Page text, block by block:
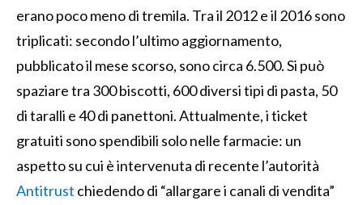
erano poco meno di tremila. Tra il 2012 e il 2016 sono
triplicati: secondo l’ultimo aggiornamento,
pubblicato il mese scorso, sono circa 6.500.Si può
spaziare tra 300 biscotti, 600 diversi tipi di pasta, 50
di taralli e 40 di panettoni. Attualmente, i ticket
gratuiti sono spendibili solo nelle farmacie: un
aspetto su cui è intervenuta di recente l’autorità
Antitrust chiedendo di “allargare i canali di vendita”